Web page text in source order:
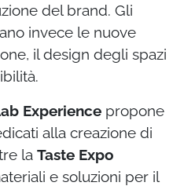
del brand. Gli
invece le nuove
il design degli spazi
Experience propone
alla creazione di
la Taste Expo
e soluzioni per il